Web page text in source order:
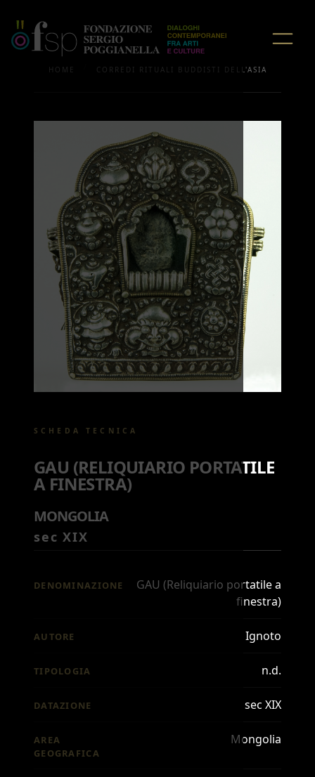
HOME CORREDI RITUALI BUDDISTI DELL'ASIA
SCHEDA TECNICA
GAU (RELIQUIARIO PORTATILE
A FINESTRA)
MONGOLIA
sec XIX
DENOMINAZIONE
GAU (Reliquiario portatile a
finestra)
AUTORE Ignoto
TIPOLOGIA n.d.
DATAZIONE sec XIX
AREA
GEOGRAFICA
Mongolia